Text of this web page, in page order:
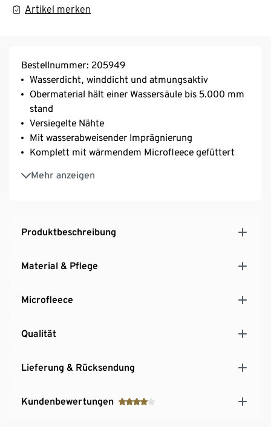
Artikel merken
Bestellnummer: 205949
Wasserdicht, winddicht und atmungsaktiv
Obermaterial hält einer Wassersäule bis 5.000 mm
stand
Versiegelte Nähte
Mit wasserabweisender Imprägnierung
Komplett mit wärmendem Microfleece gefüttert
Mehr anzeigen
Dekorative Reflektor-Elemente
Abknöpfbare Kapuze
Ärmelenden mit elastischer Stulpe
Beschreibbares Namensschild
Produktbeschreibung
Material & Pflege
Microfleece
Qualität
Lieferung & Rücksendung
Kundenbewertungen